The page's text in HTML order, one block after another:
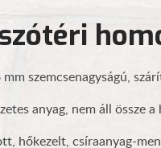
szemcsenagyságú,
anyag, nem áll össze
hőkezelt, csíraanyag-